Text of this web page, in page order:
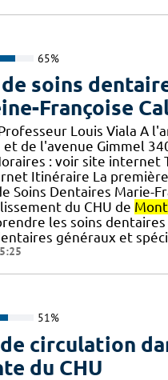
65%
soins
Françoise
Louis Viala A
et de l'avenue Gimmel
: voir site internet
Itinéraire La
Soins Dentaires Marie-
du CHU de
les soins
généraux et
51%
circulation
du CHU